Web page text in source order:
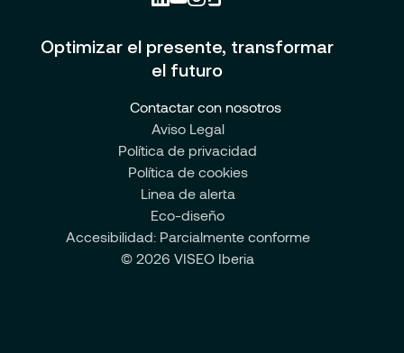
Optimizar el presente, transformar
el futuro
Contactar con nosotros
Aviso Legal
Política de privacidad
Política de cookies
Linea de alerta
Eco-diseño
Accesibilidad: Parcialmente conforme
© 2026 VISEO Iberia